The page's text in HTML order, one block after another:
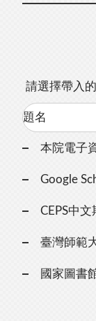
請選擇帶入
本院電子
Google
CEPS中
臺灣師範
國家圖書